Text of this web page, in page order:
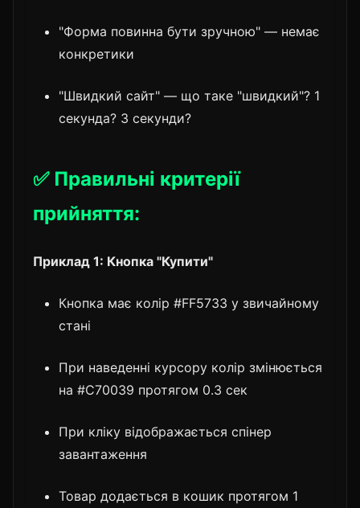
"Форма повинна бути зручною" — немає
конкретики
"Швидкий сайт" — що таке "швидкий"? 1
секунда? 3 секунди?
✅ Правильні критерії
прийняття:
Приклад 1: Кнопка "Купити"
Кнопка має колір #FF5733 у звичайному
стані
При наведенні курсору колір змінюється
на #C70039 протягом 0.3 сек
При кліку відображається спінер
завантаження
Товар додається в кошик протягом 1